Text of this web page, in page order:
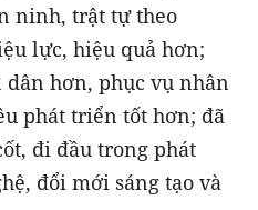
ninh, trật tự theo
lực, hiệu quả hơn;
hơn, phục vụ nhân
phát triển tốt hơn; đã
đi đầu trong phát
đổi mới sáng tạo và